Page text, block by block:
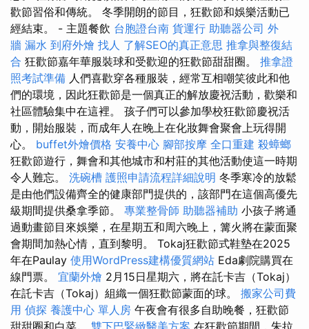
歡節習俗和傳統。 冬季開朗的節目，狂歡節和娛樂活動已
經結束。 - 主題餐飲 台胞證台南 貨運行 助聽器公司 外
牆 漏水 到府外燴 找人 了解SEO的真正意思 推拿與整復結
合 狂歡節嘉年華服裝球和受歡迎的狂歡節甜甜圈。 推拿證
照考試準備 人們喜歡穿各種服裝，經常互相嘲笑彼此和他
們的環境，因此狂歡節是一個真正的解放慶祝活動，歡樂和
社區體驗集中在這裡。 孩子們可以參加學校狂歡節慶祝活
動，開始服裝，而成年人在晚上在化妝舞會聚會上玩得開
心。 buffet外燴價格 安養中心 腳部按摩 全口重建 殺蟑螂
狂歡節遊行，舞會和其他城市和村莊的其他活動使這一時期
令人難忘。 洗碗槽 護照申請流程詳細說明 冬季寒冷的放鬆
是由他們設備齊全的健康部門提供的，該部門在這個高優先
級期間提供桑拿季節。 專業整骨師 助聽器補助 小孩子將通
過動畫節目來娛樂，在星期五和周六晚上，篝火將在蒙面聚
會期間加熱心情，直到黎明。 Tokaj狂歡節式鞋墊在2025
年在Paulay 使用WordPress建構優質網站 Eda劇院購買在
線門票。 宜蘭外燴 2月15日星期六，將在託卡吉（Tokaj）
在託卡吉（Tokaj）組織一個狂歡節蒙面的球。 搬家公司費
用 偵探 養護中心 單人房 午夜會有很多自助晚餐，狂歡節
甜甜圈和白菜。 雙下巴緊緻醫美方案 在狂歡節期間，朱拉